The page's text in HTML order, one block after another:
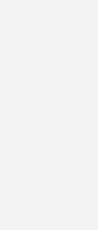
Regeln für